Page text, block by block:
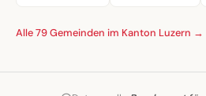
Alle 79 Gemeinden im Kanton Luzern →